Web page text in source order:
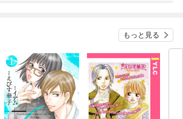
もっと見る